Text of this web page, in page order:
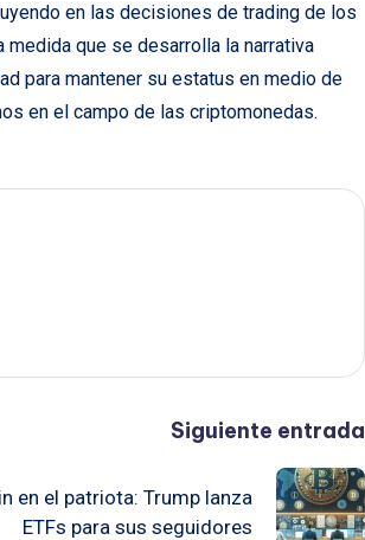
en las decisiones de trading de los
que se desarrolla la narrativa
para mantener su estatus en medio de
en el campo de las criptomonedas.
Siguiente entrada
en el patriota: Trump lanza
ETFs para sus seguidores